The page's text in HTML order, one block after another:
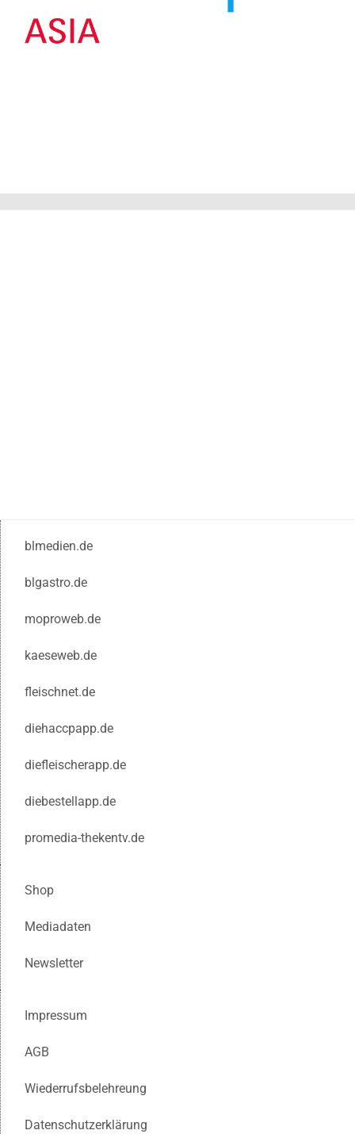
blmedien.de
blgastro.de
moproweb.de
kaeseweb.de
fleischnet.de
diehaccpapp.de
diefleischerapp.de
diebestellapp.de
promedia-thekentv.de
Shop
Mediadaten
Newsletter
Impressum
AGB
Wiederrufsbelehreung
Datenschutzerklärung